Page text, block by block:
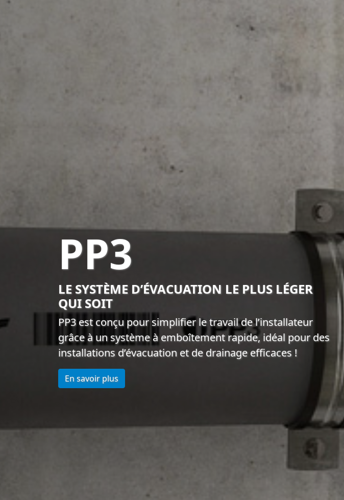
PP3
LE SYSTÈME D’ÉVACUATION LE PLUS LÉGER
QUI SOIT
PP3 est conçu pour simplifier le travail de l’installateur
grâce à un système à emboîtement rapide, idéal pour des
installations d’évacuation et de drainage efficaces !
En savoir plus